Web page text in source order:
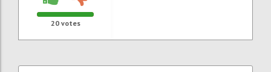
20votes